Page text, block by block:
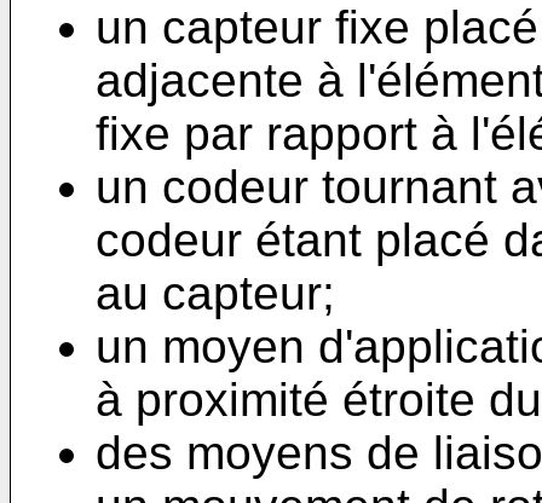
un capteur fixe
adjacente à
fixe par rapport à
un codeur tournant
codeur étant placé
au capteur;
un moyen
à proximité étroite
des moyens de